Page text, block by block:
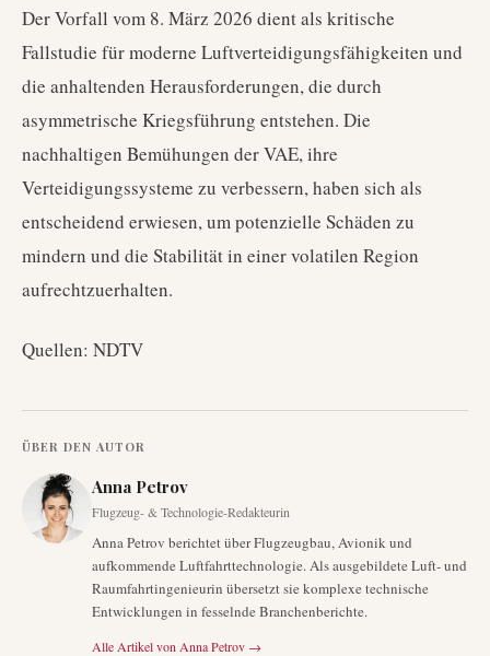
Der Vorfall vom 8. März 2026 dient als kritische
Fallstudie für moderne Luftverteidigungsfähigkeiten und
die anhaltenden Herausforderungen, die durch
asymmetrische Kriegsführung entstehen. Die
nachhaltigen Bemühungen der VAE, ihre
Verteidigungssysteme zu verbessern, haben sich als
entscheidend erwiesen, um potenzielle Schäden zu
mindern und die Stabilität in einer volatilen Region
aufrechtzuerhalten.
Quellen: NDTV
ÜBER DEN AUTOR
Anna Petrov
Flugzeug- & Technologie-Redakteurin
Anna Petrov berichtet über Flugzeugbau, Avionik und
aufkommende Luftfahrttechnologie. Als ausgebildete Luft- und
Raumfahrtingenieurin übersetzt sie komplexe technische
Entwicklungen in fesselnde Branchenberichte.
Alle Artikel von Anna Petrov →